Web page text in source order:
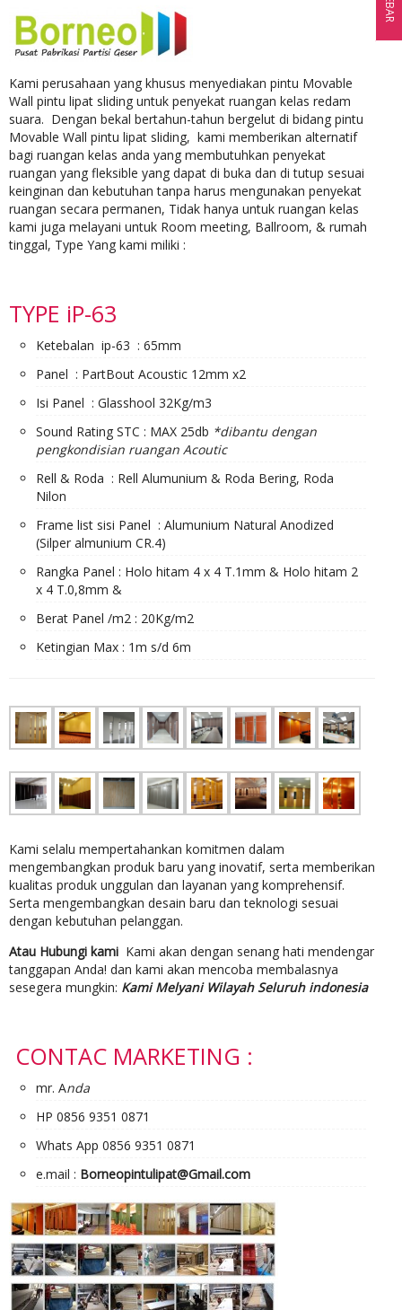
Kami perusahaan yang khusus menyediakan pintu Movable
Wall pintu lipat sliding untuk penyekat ruangan kelas redam
suara. Dengan bekal bertahun-tahun bergelut di bidang pintu
Movable Wall pintu lipat sliding, kami memberikan alternatif
bagi ruangan kelas anda yang membutuhkan penyekat
ruangan yang fleksible yang dapat di buka dan di tutup sesuai
keinginan dan kebutuhan tanpa harus mengunakan penyekat
ruangan secara permanen, Tidak hanya untuk ruangan kelas
kami juga melayani untuk Room meeting, Ballroom, & rumah
tinggal, Type Yang kami miliki :
TYPE iP-63
Ketebalan ip-63 : 65mm
Panel : PartBout Acoustic 12mm x2
Isi Panel : Glasshool 32Kg/m3
Sound Rating STC : MAX 25db *dibantu dengan
pengkondisian ruangan Acoutic
Rell & Roda : Rell Alumunium & Roda Bering, Roda
Nilon
Frame list sisi Panel : Alumunium Natural Anodized
(Silper almunium CR.4)
Rangka Panel : Holo hitam 4 x 4 T.1mm & Holo hitam 2
x 4 T.0,8mm &
Berat Panel /m2 : 20Kg/m2
Ketingian Max : 1m s/d 6m
Kami selalu mempertahankan komitmen dalam
mengembangkan produk baru yang inovatif, serta memberikan
kualitas produk unggulan dan layanan yang komprehensif.
Serta mengembangkan desain baru dan teknologi sesuai
dengan kebutuhan pelanggan.
Atau Hubungi kami Kami akan dengan senang hati mendengar
tanggapan Anda! dan kami akan mencoba membalasnya
sesegera mungkin: Kami Melyani Wilayah Seluruh indonesia
CONTAC MARKETING :
mr. Anda
HP 0856 9351 0871
Whats App 0856 9351 0871
e.mail : Borneopintulipat@Gmail.com